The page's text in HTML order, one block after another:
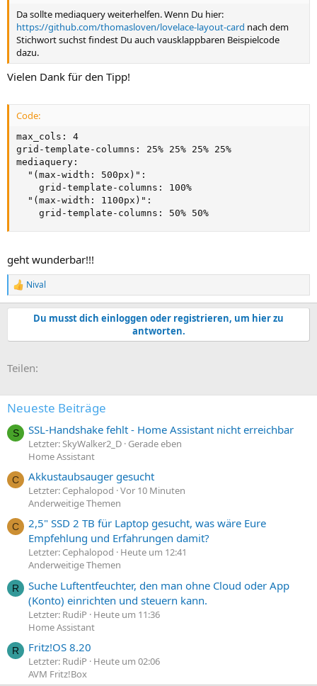
Da sollte mediaquery weiterhelfen. Wenn Du hier:
https://github.com/thomasloven/lovelace-layout-card nach dem
Stichwort suchst findest Du auch vausklappbaren Beispielcode
dazu.
Vielen Dank für den Tipp!
Code:
max_cols: 4
grid-template-columns: 25% 25% 25% 25%
mediaquery:
  "(max-width: 500px)":
    grid-template-columns: 100%
  "(max-width: 1100px)":
    grid-template-columns: 50% 50%
geht wunderbar!!!
R
e
a
i
n
:
Nival
Du musst dich einloggen oder registrieren, um hier zu
antworten.
Teilen:
Neueste Beiträge
S SSL-Handshake fehlt - Home Assistant nicht erreichbar
Letzter: SkyWalker2_D Gerade eben
Home Assistant
C Akkustaubsauger gesucht
Letzter: Cephalopod Vor 10 Minuten
Anderweitige Themen
C
2,5" SSD 2 TB für Laptop gesucht, was wäre Eure
Empfehlung und Erfahrungen damit?
Letzter: Cephalopod
Heute um 12:41
Anderweitige Themen
R
Suche Luftentfeuchter, den man ohne Cloud oder App
(Konto) einrichten und steuern kann.
Letzter: RudiP
Heute um 11:36
Home Assistant
R Fritz!OS 8.20
Letzter: RudiP
Heute um 02:06
AVM Fritz!Box